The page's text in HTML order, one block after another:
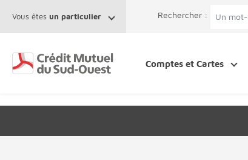
Vous êtes un particulier Rechercher :
Comptes et Cartes